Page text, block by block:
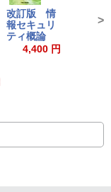
改訂版 情
報セキュリ
ティ概論
4,400 円
>